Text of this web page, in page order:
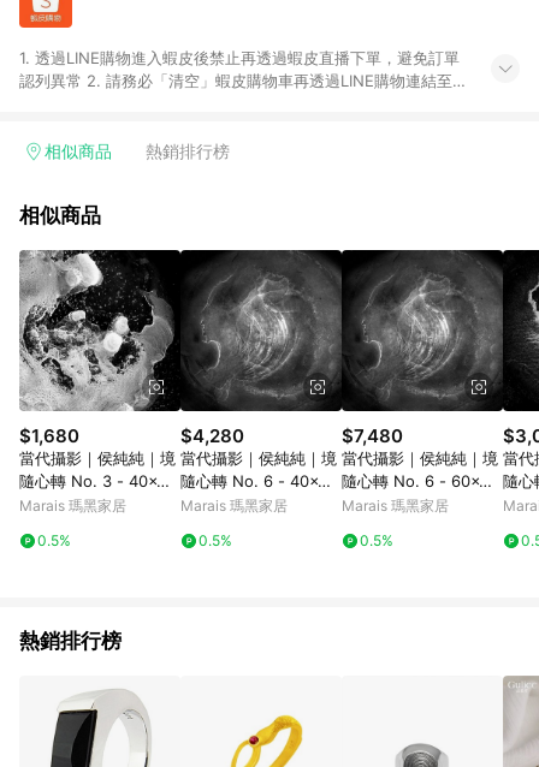
1. 透過LINE購物進入蝦皮後禁止再透過蝦皮直播下單，避免訂單
認列異常 2. 請務必「清空」蝦皮購物車再透過LINE購物連結至蝦
易後，想下第二張訂單，請重新從LINE購物連結至蝦皮商店進行
後之最終金額進行計算。 6. 用戶需於同一瀏覽器進行交易（若自
將拆分成不同筆訂單編號發送通知。 8. 若使用折價券折抵，可能
會有攤提折抵導致訂單金額些微落差 9. 同一商品品項(即便不同
尺寸規格)，皆會計入同一筆返點上限進行計算 10. 蝦皮會將LINE
的導購跳轉紀錄與蝦皮的會員ID進行綁定，若後續七天內未透過
其他媒體來源導入蝦皮官網，則七天內於該蝦皮帳號下訂的首筆
訂單會被蝦皮認列為該LINE用戶導購跳轉時所成立之訂單。 11.
若同一用戶使用一個以上蝦皮帳號透過LINE購物進行導購，將可
能導致無法收到導購通知，亦可能無法收到點數，再請留意。 13.
請注意以下行為將可能導致無法取得 LINE POINTS 點數回饋資
格：使用非指定之途徑及方式完成交易，或經由蝦皮系統判斷點
擊路徑不符合回饋資格或規則者。 14. 若有贈點爭議，請務必於
訂單日期+60天以內進行洽詢確認；超過60天(含)以上進行申
訴，恕無法贈點回饋。需檢附蝦皮訂單完成、LINE購物訂單記
斷而無法進行 LINE Points 回饋 2.若購買過程中關閉蝦皮APP，
則需重新透過LINE購物前往蝦皮商城，否則無法進行LINE
續透過LINE購物前往至蝦皮商城將購物車結清，此方案將不列入
LINE Points 回饋 4.自 2018/10/24 起購買蝦皮拍賣商品，不符
合贈點資格 5. 透過LINE購物購買蝦皮站上「蝦皮推廣服務」之商
相似商品 熱銷排行榜
相似商品
$1,680
當代攝影｜侯純純｜境
隨心轉 No. 3 - 40x40
cm-單買相紙
Marais 瑪黑家居
0.5%
$4,280
當代攝影｜侯純純｜境
隨心轉 No. 6 - 40x40
cm-黑胡桃色鋁框
Marais 瑪黑家居
0.5%
$7,480
當代攝影｜侯純純｜境
隨心轉 No. 6 - 60x60
cm-黑色鋁框
Marais 瑪黑家居
0.5%
當代
隨
cm-
熱銷排行榜